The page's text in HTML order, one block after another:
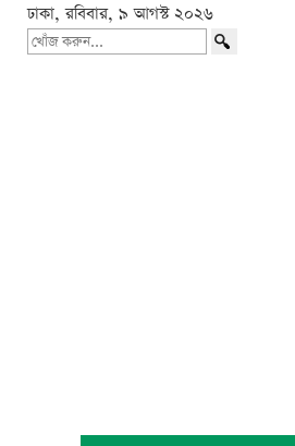
ঢাকা, রবিবার, ৯ আগস্ট ২০২৬